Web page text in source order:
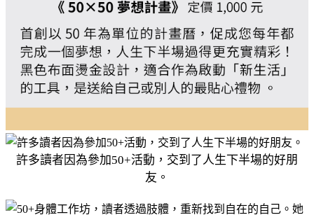
許多讀者因為參加50+活動，交到了人生下半場的好朋
友。